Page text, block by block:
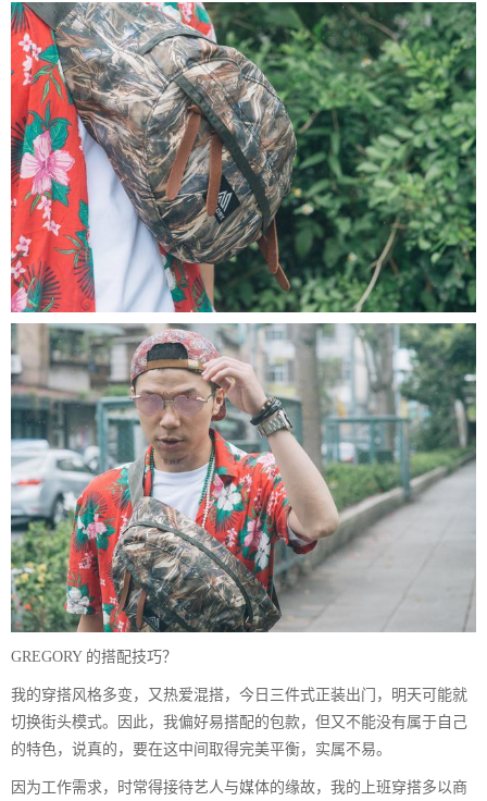
GREGORY 的搭配技巧？
我的穿搭风格多变，又热爱混搭，今日三件式正装出门，明天可能就
切换街头模式。因此，我偏好易搭配的包款，但又不能没有属于自己
的特色，说真的，要在这中间取得完美平衡，实属不易。
因为工作需求，时常得接待艺人与媒体的缘故，我的上班穿搭多以商